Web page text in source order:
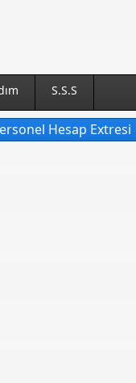
S.S.S
Hesap Extresi